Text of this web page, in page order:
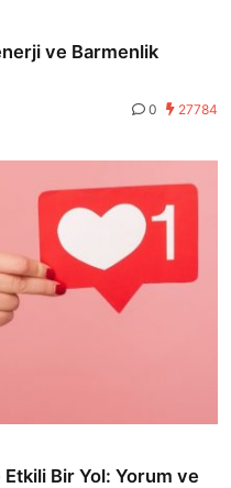
ve Barmenlik
0 27784
Bir Yol: Yorum ve